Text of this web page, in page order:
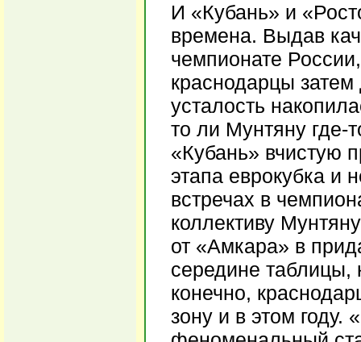
И «Кубань» и
времена. Выдав
чемпионате
краснодарцы
усталость
то ли Мунтяну где-
«Кубань» вчистую
этапа еврокубка и
встречах в
коллективу
от «Амкара» в
середине таблицы,
конечно,
зону и в этом